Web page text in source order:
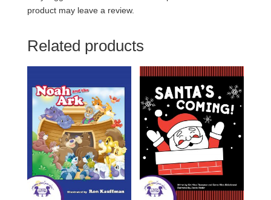
product may leave a review.
Related products